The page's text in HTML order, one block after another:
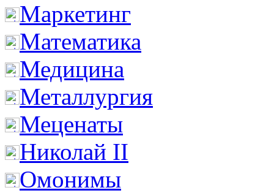
Маркетинг
Математика
Медицина
Металлургия
Меценаты
Николай II
Омонимы